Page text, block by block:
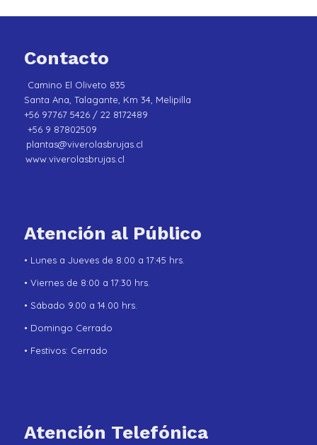
Contacto
Camino El Oliveto 835
Santa Ana, Talagante, Km 34, Melipilla
+56 97767 5426 / 22 8172489
+56 9 87802509
plantas@viverolasbrujas.cl
www.viverolasbrujas.cl
Atención al Público
• Lunes a Jueves de 8:00 a 17:45 hrs.
• Viernes de 8:00 a 17:30 hrs.
• Sábado 9.00 a 14.00 hrs.
• Domingo Cerrado
• Festivos: Cerrado
Atención Telefónica